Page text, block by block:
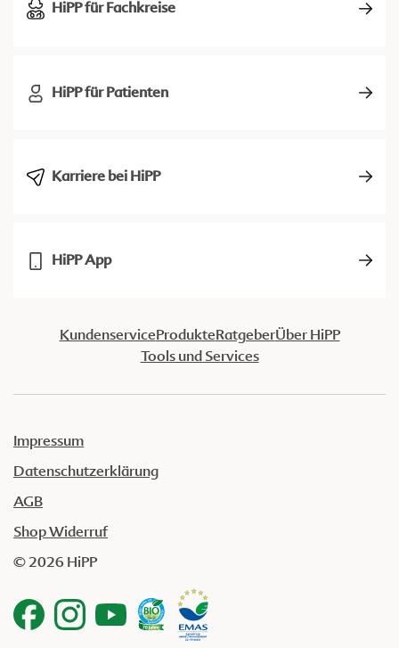
HiPP für Fachkreise
HiPP für Patienten
Karriere bei HiPP
HiPP App
KundenserviceProdukteRatgeberÜber HiPP
Tools und Services
Impressum
Datenschutzerklärung
AGB
Shop Widerruf
© 2026 HiPP